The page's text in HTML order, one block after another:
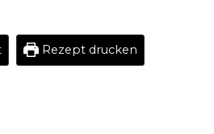
Rezept drucken